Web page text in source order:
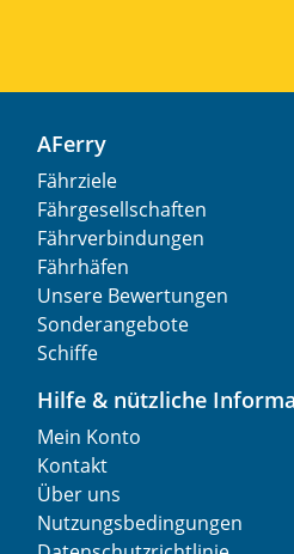
AFerry
Fährziele
Fährgesellschaften
Fährverbindungen
Fährhäfen
Unsere Bewertungen
Sonderangebote
Schiffe
Hilfe & nützliche
Mein Konto
Kontakt
Über uns
Nutzungsbedingungen